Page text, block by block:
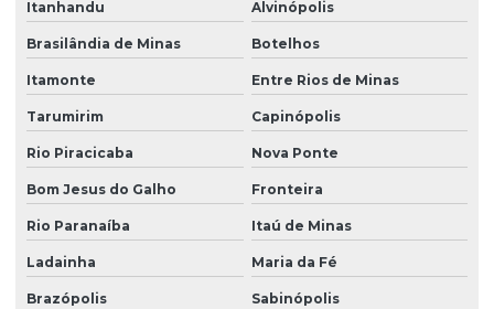
Itanhandu Alvinópolis
Brasilândia de Minas Botelhos
Itamonte Entre Rios de Minas
Tarumirim Capinópolis
Rio Piracicaba Nova Ponte
Bom Jesus do Galho Fronteira
Rio Paranaíba Itaú de Minas
Ladainha Maria da Fé
Brazópolis Sabinópolis